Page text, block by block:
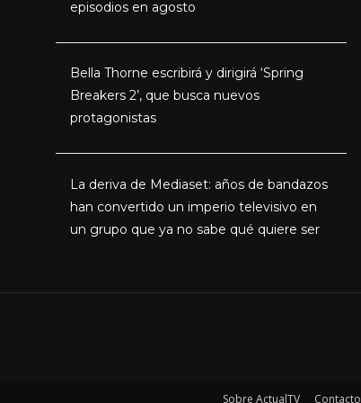
episodios en agosto
Bella Thorne escribirá y dirigirá ‘Spring
Breakers 2’, que busca nuevos
protagonistas
La deriva de Mediaset: años de bandazos
han convertido un imperio televisivo en
un grupo que ya no sabe qué quiere ser
Sobre ActualTV Contacto